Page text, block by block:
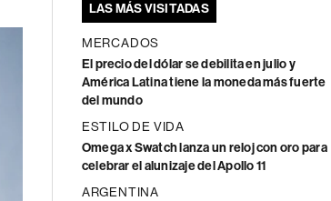
LAS MÁS VISITADAS
MERCADOS
El precio del dólar se debilita en julio y
América Latina tiene la moneda más fuerte
del mundo
ESTILO DE VIDA
Omega x Swatch lanza un reloj con oro para
celebrar el alunizaje del Apollo 11
ARGENTINA